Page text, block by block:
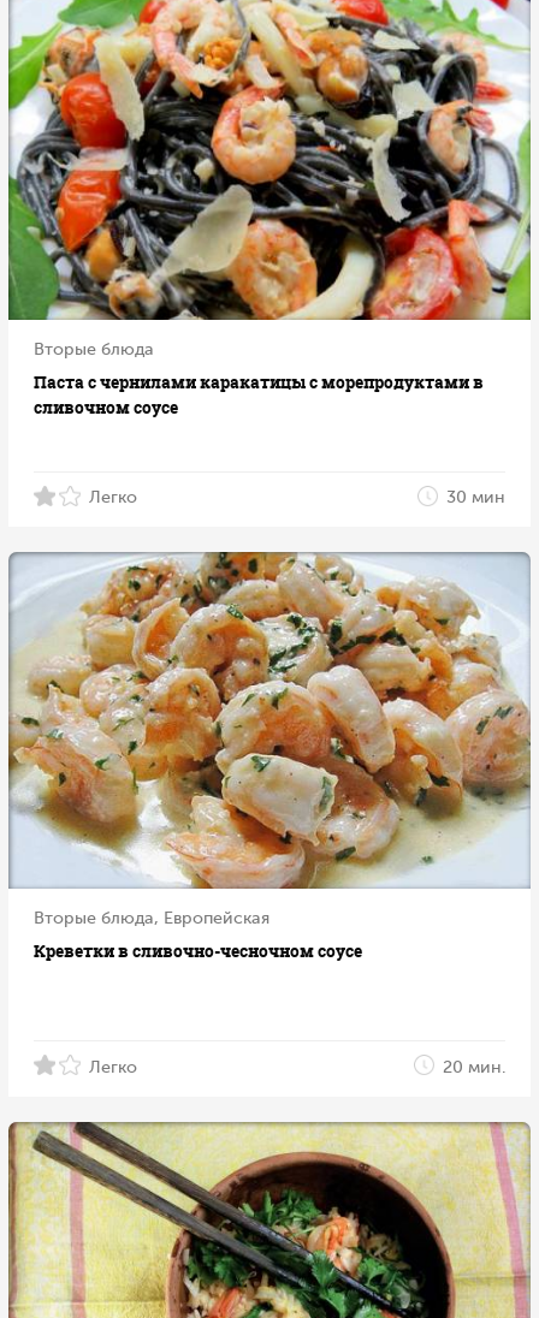
Вторые блюда
Паста с чернилами каракатицы с морепродуктами в
сливочном соусе
Легко 30 мин
Вторые блюда, Европейская
Креветки в сливочно-чесночном соусе
Легко 20 мин.